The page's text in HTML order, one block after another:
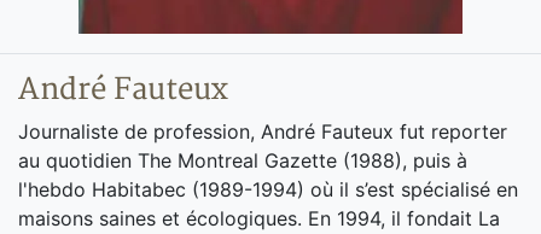
André Fauteux
Journaliste de profession, André Fauteux fut reporter
au quotidien The Montreal Gazette (1988), puis à
l'hebdo Habitabec (1989-1994) où il s’est spécialisé en
maisons saines et écologiques. En 1994, il fondait La